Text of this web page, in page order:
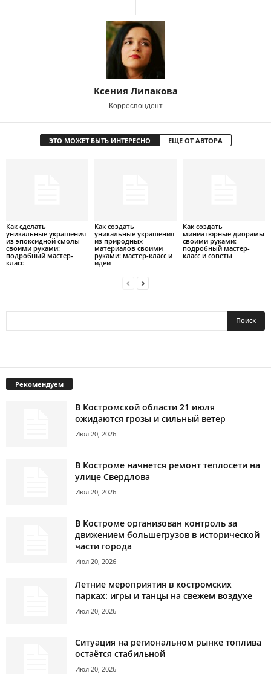
Ксения Липакова
Корреспондент
ЭТО МОЖЕТ БЫТЬ ИНТЕРЕСНО ЕЩЕ ОТ АВТОРА
Как сделать
уникальные украшения
из эпоксидной смолы
своими руками:
подробный мастер-
класс
Как создать
уникальные украшения
из природных
материалов своими
руками: мастер-класс и
идеи
Как создать
миниатюрные диорамы
своими руками:
подробный мастер-
класс и советы
Рекомендуем
В Костромской области 21 июля
ожидаются грозы и сильный ветер
Июл 20, 2026
В Костроме начнется ремонт теплосети на
улице Свердлова
Июл 20, 2026
В Костроме организован контроль за
движением большегрузов в исторической
части города
Июл 20, 2026
Летние мероприятия в костромских
парках: игры и танцы на свежем воздухе
Июл 20, 2026
Ситуация на региональном рынке топлива
остаётся стабильной
Июл 20, 2026